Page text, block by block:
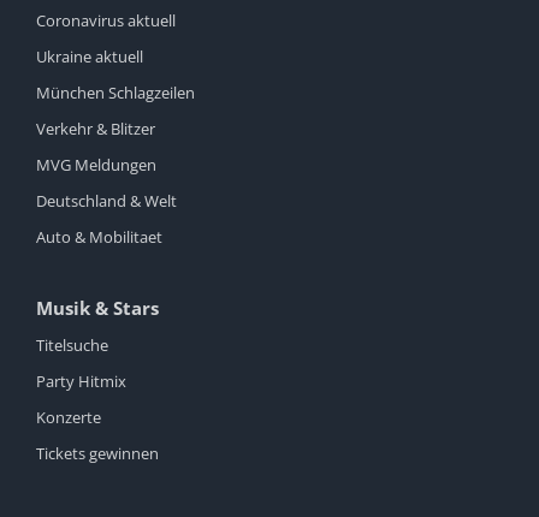
Coronavirus aktuell
Ukraine aktuell
München Schlagzeilen
Verkehr & Blitzer
MVG Meldungen
Deutschland & Welt
Auto & Mobilitaet
Musik & Stars
Titelsuche
Party Hitmix
Konzerte
Tickets gewinnen